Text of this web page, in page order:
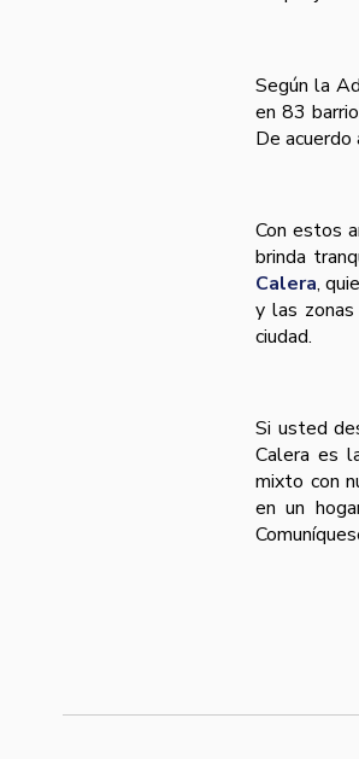
Según la
en 83
De
Con estos
brinda
Calera,
y las
ciudad.
Si usted
Calera es
mixto con
en un